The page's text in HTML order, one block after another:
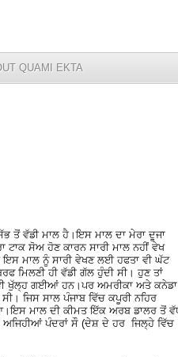
QUAMI EKTA
ਤੋਂ ਵੱਡੀ ਮਾਲ ਹੈ।ਇਸ ਮਾਲ ਦਾ ਮੇਰਾ ਦੂਜਾ
ਸੋਅ ਹੋਣ ਕਾਰਨ ਸਾਰੀ ਮਾਲ ਨਹੀਂ ਵੇਖ
ਮਾਲ ਨੂੰ ਸਾਰੀ ਵੇਖਣ ਲਈ ਹਫਤਾ ਵੀ ਘੱਟ
ਮਿਲਣੀ ਹੀ ਵੱਡੀ ਗੱਲ ਹੁੰਦੀ ਸੀ। ਹੁਣ ਤਾਂ
ਖੁੱਲ੍ਹ ਗਈਆਂ ਹਨ।ਪਰ ਅਮਰੀਕਾ ਅਤੇ ਕਨੇਡਾ
ਜਿਸ ਸਾਲ ਪੰਜਾਬ ਵਿੱਚ ਕਪੂਰੀ ਨਹਿਰ
ਮਾਲ ਦੀ ਕੀਮਤ ਇੱਕ ਅਰਬ ਡਾਲਰ ਤੋਂ
ਅਜਿਹੀਆਂ ਪੰਦਰਾਂ ਸੌ (ਦੇਸ਼ ਦੇ ਹਰ ਜਿਲ੍ਹੇ ਵਿੱਚ